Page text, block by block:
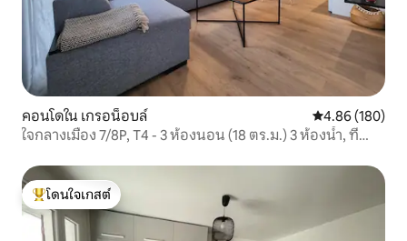
คอนโดใน เกรอน็อบล์ คะแนนเฉลี่ย
4.86 (180)
ใจกลางเมือง 7/8P, T4 - 3 ห้องนอน (18 ตร.ม.) 3 ห้องน้ำ, ที่
โดนใจเกสต์ที่สุด
โดนใจเกสต์